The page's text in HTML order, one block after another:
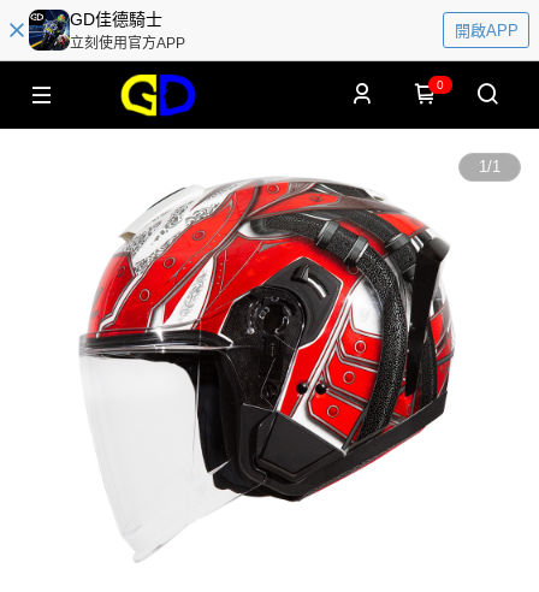
GD佳德騎士
立刻使用官方APP
開啟APP
0
1/1